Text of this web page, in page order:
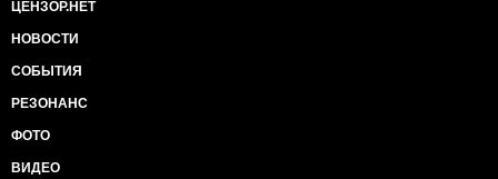
ЦЕНЗОР.НЕТ
НОВОСТИ
СОБЫТИЯ
РЕЗОНАНС
ФОТО
ВИДЕО